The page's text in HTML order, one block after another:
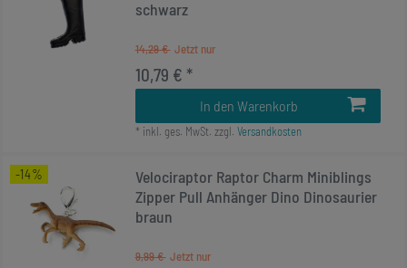
schwarz
14,29 €
10,79 € *
In den Warenkorb
* inkl. ges. MwSt. zzgl. Versandkosten
-14%
Velociraptor Raptor Charm Miniblings
Zipper Pull Anhänger Dino Dinosaurier
braun
9,99 €